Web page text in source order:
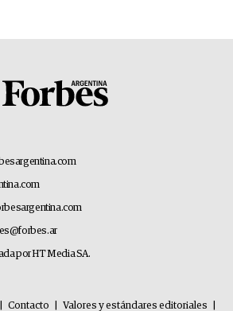
por HT Media SA.
Contacto Valores y estándares editoriales